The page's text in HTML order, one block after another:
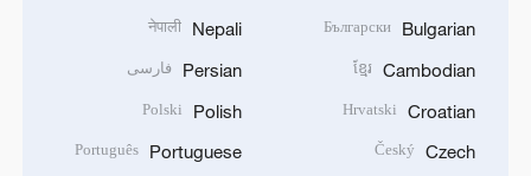
Bulgarian
Български
Cambodian
ខ្មែរ
Croatian
Hrvatski
Czech
Český
Nepali
नेपाली
Persian فارسی
Polish
Polski
Portuguese
Português